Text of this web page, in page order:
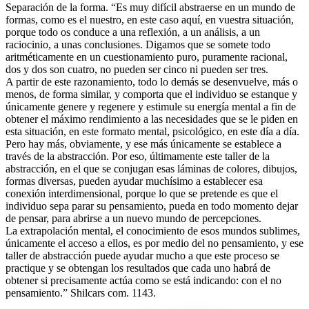
Separación de la forma. “Es muy difícil abstraerse en un mundo de
formas, como es el nuestro, en este caso aquí, en vuestra situación,
porque todo os conduce a una reflexión, a un análisis, a un
raciocinio, a unas conclusiones. Digamos que se somete todo
aritméticamente en un cuestionamiento puro, puramente racional,
dos y dos son cuatro, no pueden ser cinco ni pueden ser tres.
A partir de este razonamiento, todo lo demás se desenvuelve, más o
menos, de forma similar, y comporta que el individuo se estanque y
únicamente genere y regenere y estimule su energía mental a fin de
obtener el máximo rendimiento a las necesidades que se le piden en
esta situación, en este formato mental, psicológico, en este día a día.
Pero hay más, obviamente, y ese más únicamente se establece a
través de la abstracción. Por eso, últimamente este taller de la
abstracción, en el que se conjugan esas láminas de colores, dibujos,
formas diversas, pueden ayudar muchísimo a establecer esa
conexión interdimensional, porque lo que se pretende es que el
individuo sepa parar su pensamiento, pueda en todo momento dejar
de pensar, para abrirse a un nuevo mundo de percepciones.
La extrapolación mental, el conocimiento de esos mundos sublimes,
únicamente el acceso a ellos, es por medio del no pensamiento, y ese
taller de abstracción puede ayudar mucho a que este proceso se
practique y se obtengan los resultados que cada uno habrá de
obtener si precisamente actúa como se está indicando: con el no
pensamiento.” Shilcars com. 1143.